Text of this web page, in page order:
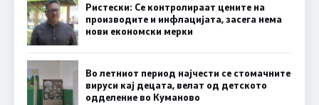
Ристески: Се контролираат цените на
производите и инфлацијата, засега нема
нови економски мерки
Во летниот период најчести се стомачните
вируси кај децата, велат од детското
одделение во Куманово